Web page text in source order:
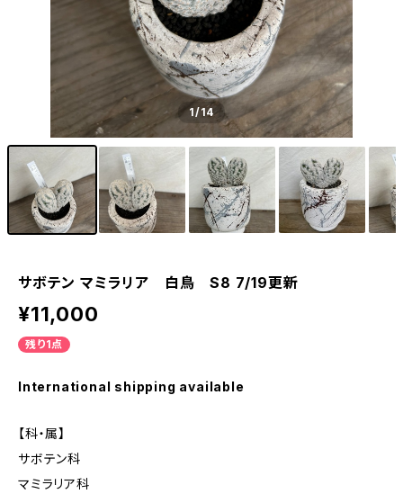
1/14
サボテン マミラリア 白鳥 S8 7/19更新
¥11,000
残り1点
International shipping available
【科・属】
サボテン科
マミラリア科